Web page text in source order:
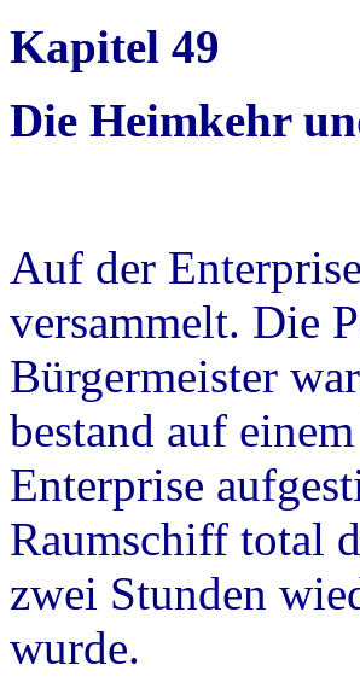
Kapitel 49
Die Heimkehr
Auf der
versammelt. Die
Bürgermeister
bestand auf
Enterprise
Raumschiff total
zwei Stunden
wurde.